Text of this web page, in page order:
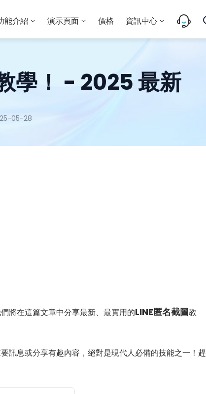
能介紹 演示頁面 價格 資訊中心
學！ - 2025 最新
05-28
將在這篇文章中分享最新、最實用的LINE匿名截圖教
訊息或分享有趣內容，絕對是現代人必備的技能之一！趕